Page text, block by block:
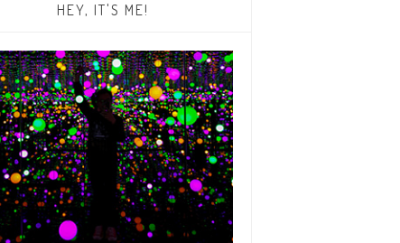
HEY, IT'S ME!